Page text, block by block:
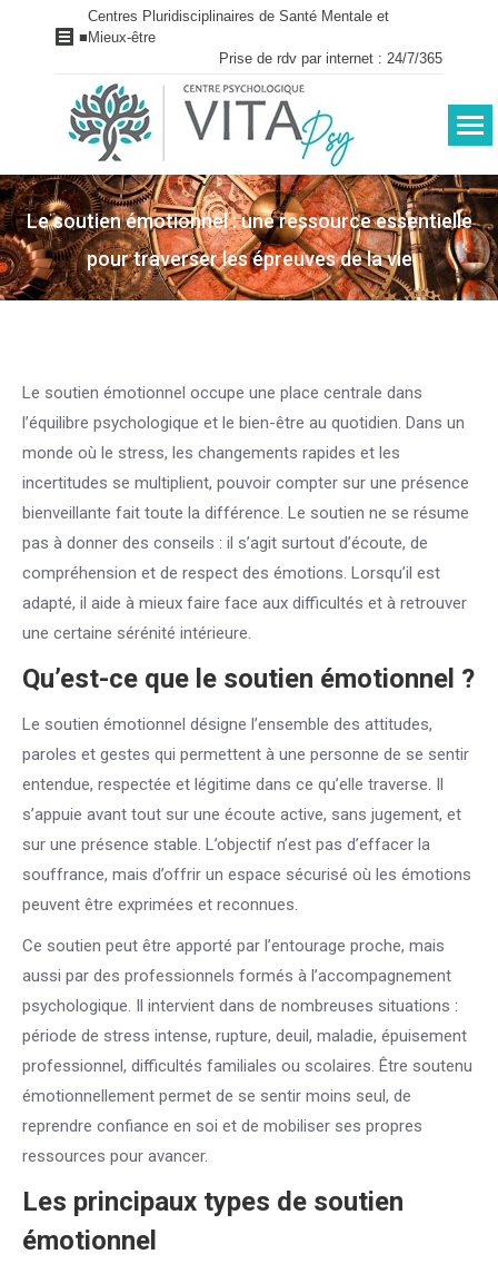
■
Centres Pluridisciplinaires de Santé Mentale et
Mieux-être
Prise de rdv par internet : 24/7/365
Le soutien émotionnel : une ressource essentielle
pour traverser les épreuves de la vie
Vous êtes ici :
Le soutien émotionnel occupe une place centrale dans
l’équilibre psychologique et le bien-être au quotidien. Dans un
monde où le stress, les changements rapides et les
incertitudes se multiplient, pouvoir compter sur une présence
bienveillante fait toute la différence. Le soutien ne se résume
pas à donner des conseils : il s’agit surtout d’écoute, de
compréhension et de respect des émotions. Lorsqu’il est
adapté, il aide à mieux faire face aux difficultés et à retrouver
une certaine sérénité intérieure.
Qu’est-ce que le soutien émotionnel ?
Le soutien émotionnel désigne l’ensemble des attitudes,
paroles et gestes qui permettent à une personne de se sentir
entendue, respectée et légitime dans ce qu’elle traverse. Il
s’appuie avant tout sur une écoute active, sans jugement, et
sur une présence stable. L’objectif n’est pas d’effacer la
souffrance, mais d’offrir un espace sécurisé où les émotions
peuvent être exprimées et reconnues.
Ce soutien peut être apporté par l’entourage proche, mais
aussi par des professionnels formés à l’accompagnement
psychologique. Il intervient dans de nombreuses situations :
période de stress intense, rupture, deuil, maladie, épuisement
professionnel, difficultés familiales ou scolaires. Être soutenu
émotionnellement permet de se sentir moins seul, de
reprendre confiance en soi et de mobiliser ses propres
ressources pour avancer.
Les principaux types de soutien
émotionnel